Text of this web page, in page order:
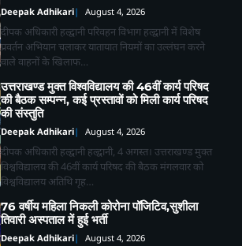
Deepak Adhikari August 4, 2026
दीपक अधिकारी हल्द्वानी परिवहन विभाग हल्द्वानी में विशेष
प्रवर्तन अभियान चलाकर यातायात नियमों का उल्लंघन करने
वाले वाहनों के खिलाफ…
उत्तराखण्ड मुक्त विश्वविद्यालय की 46वीं कार्य परिषद
की बैठक सम्पन्न, कई प्रस्तावों को मिली कार्य परिषद
की संस्तुति
Deepak Adhikari August 4, 2026
दीपक अधिकारी हल्द्वानी हल्द्वानी, 4 अगस्त। उत्तराखण्ड मुक्त
विश्वविद्यालय की 46वीं कार्य परिषद की बैठक मंगलवार को
विश्वविद्यालय अतिथि गृह…
76 वर्षीय महिला निकली कोरोना पॉजिटिव,सुशीला
तिवारी अस्पताल में हुई भर्ती
Deepak Adhikari August 4, 2026
भाजपा कार्यकर्ताओं ने *‘एक पेड़ मां के नाम’*
अभियान के तहत किया पौधारोपण तथा पर्यावरण
संरक्षण का लिया संकल्प
Deepak Adhikari
लालकुआं- यहाँ पानी की टँकी से निकला सांपो
का जखीरा, मचा हड़कंप।
Deepak Adhikari